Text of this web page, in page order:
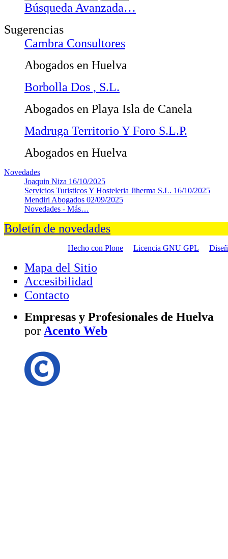
Búsqueda Avanzada…
Sugerencias
Cambra Consultores
Abogados en Huelva
Borbolla Dos , S.L.
Abogados en Playa Isla de Canela
Madruga Territorio Y Foro S.L.P.
Abogados en Huelva
Novedades
Joaquin Niza 16/10/2025
Servicios Turisticos Y Hosteleria Jiherma S.L. 16/10/2025
Mendiri Abogados 02/09/2025
Novedades - Más…
Boletín de novedades
Hecho con Plone Licencia GNU GPL
Mapa del Sitio
Accesibilidad
Contacto
Empresas y Profesionales de Huelva
por Acento Web